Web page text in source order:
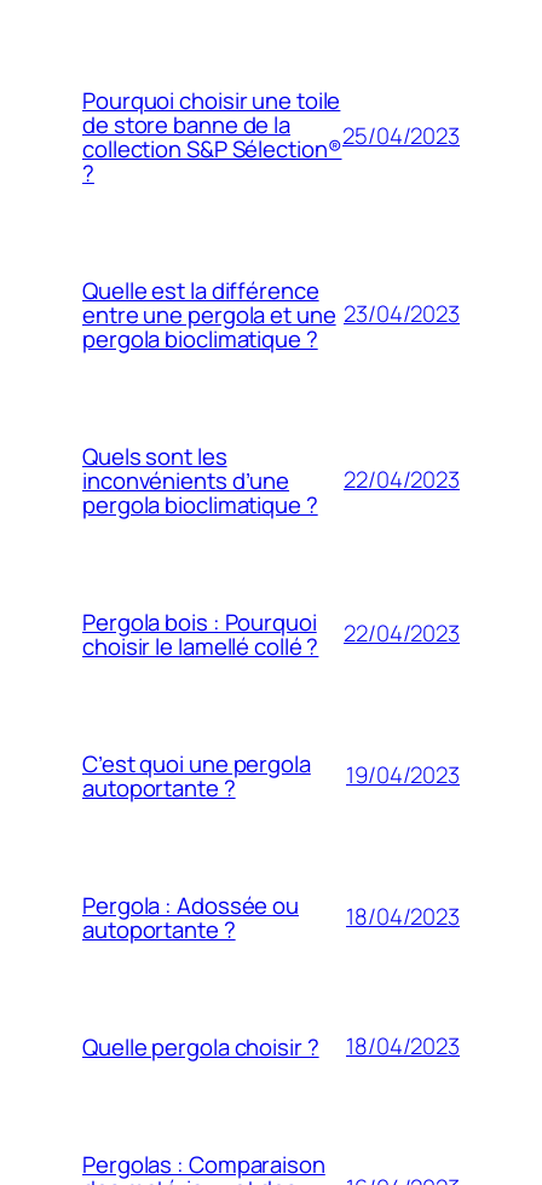
Pourquoi choisir une toile
de store banne de la
collection S&P Sélection®
?
25/04/2023
Quelle est la différence
entre une pergola et une
pergola bioclimatique ?
23/04/2023
Quels sont les
inconvénients d’une
pergola bioclimatique ?
22/04/2023
Pergola bois : Pourquoi
choisir le lamellé collé ? 22/04/2023
C’est quoi une pergola
autoportante ? 19/04/2023
Pergola : Adossée ou
autoportante ? 18/04/2023
Quelle pergola choisir ? 18/04/2023
Pergolas : Comparaison